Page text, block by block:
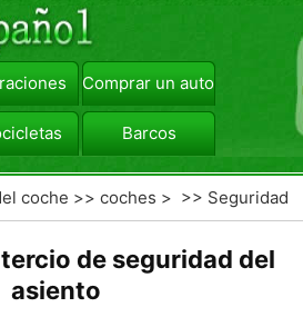
Comprar un automóvil
Barcos
coche >>coches > >> Seguridad
de seguridad del
asiento